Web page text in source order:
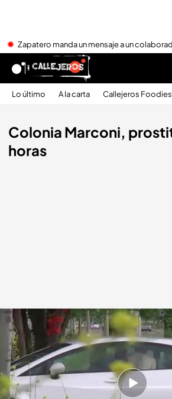
Zapatero manda un mensaje a un
Lo último A la carta Callejeros Foodies
Colonia Marconi,
horas
cuatro.com
01 JUN 2013 - 01:10h.
Compartir